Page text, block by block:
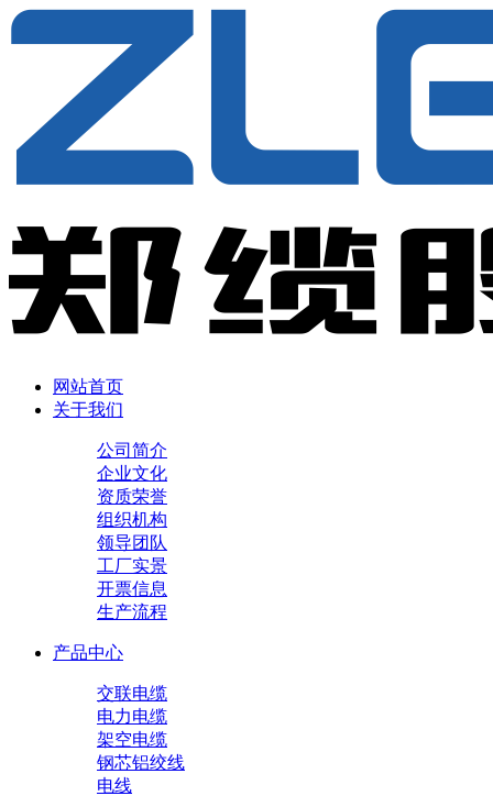
网站首页
关于我们
公司简介
企业文化
资质荣誉
组织机构
领导团队
工厂实景
开票信息
生产流程
产品中心
交联电缆
电力电缆
架空电缆
钢芯铝绞线
电线